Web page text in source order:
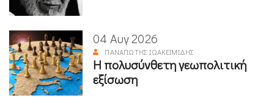
04 Αυγ 2026
ΠΑΝΑΓΙΏΤΗΣ ΙΩΑΚΕΙΜΊΔΗΣ
Η πολυσύνθετη γεωπολιτική
εξίσωση